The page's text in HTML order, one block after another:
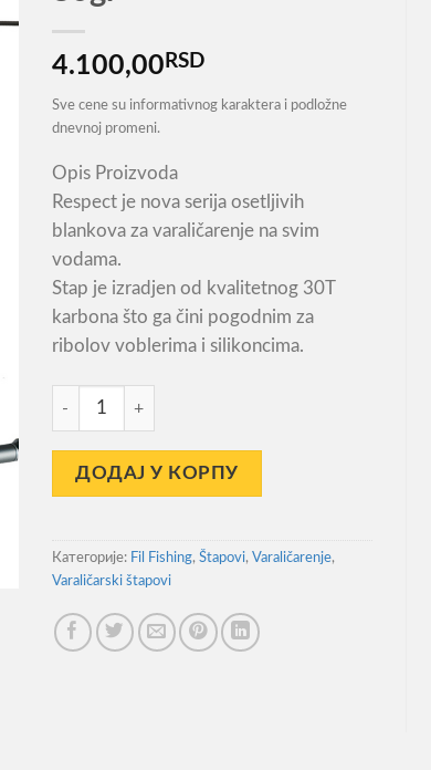
4.100,00 RSD
Sve cene su informativnog karaktera i podložne
dnevnoj promeni.
Opis Proizvoda
Respect je nova serija osetljivih
blankova za varaličarenje na svim
vodama.
Stap je izradjen od kvalitetnog 30T
karbona što ga čini pogodnim za
ribolov voblerima i silikoncima.
Štap Za Pecanje Respect 285cm 40-80gr количина
ДОДАЈ У КОРПУ
Категорије: Fil Fishing, Štapovi, Varaličarenje,
Varaličarski štapovi